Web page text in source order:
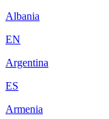
Albania
EN
Argentina
ES
Armenia